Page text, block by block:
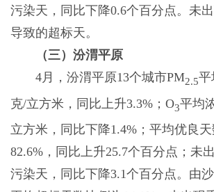
污染天，同比下降0.6个百分点。未
导致的超标天。
（三）汾渭平原
4月，汾渭平原13个城市PM2.5平
克/立方米，同比上升3.3%；O3平均
立方米，同比下降1.4%；平均优良
82.6%，同比上升25.7个百分点；未
污染天，同比下降3.1个百分点。由